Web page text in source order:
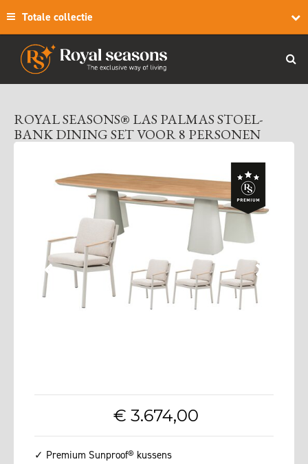
Totale collectie
ROYAL SEASONS® LAS PALMAS STOEL-
BANK DINING SET VOOR 8 PERSONEN
€ 3.674,00
✓ Premium Sunproof® kussens